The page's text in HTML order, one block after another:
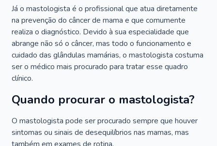
Já o mastologista é o profissional que atua diretamente
na prevenção do câncer de mama e que comumente
realiza o diagnóstico. Devido à sua especialidade que
abrange não só o câncer, mas todo o funcionamento e
cuidado das glândulas mamárias, o mastologista costuma
ser o médico mais procurado para tratar esse quadro
clínico.
Quando procurar o mastologista?
O mastologista pode ser procurado sempre que houver
sintomas ou sinais de desequilíbrios nas mamas, mas